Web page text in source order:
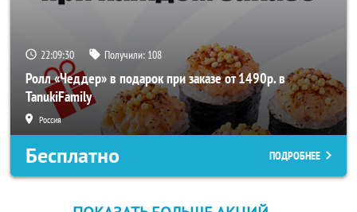
22:09:30 Получили: 108
Ролл «Чеддер» в подарок при заказе от 1490р. в
TanukiFamily
Россия
Бесплатно ПОДРОБНЕЕ